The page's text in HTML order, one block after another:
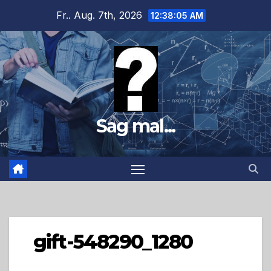
springen
Fr.. Aug. 7th, 2026 12:38:06 AM
Sag mal...
gift-548290_1280